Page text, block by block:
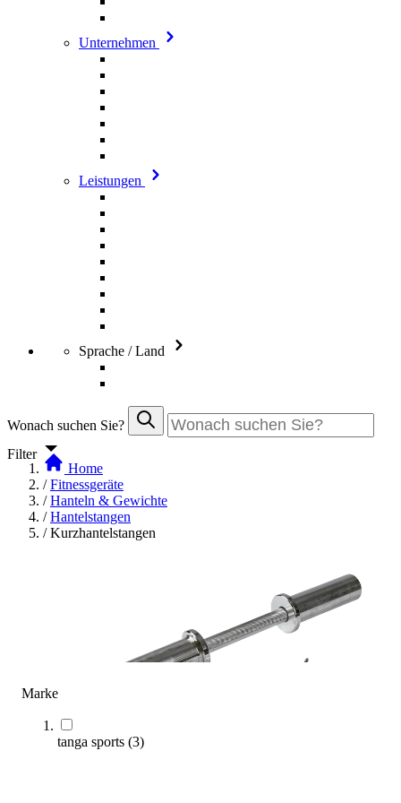
Unternehmen
Leistungen
Sprache / Land
Wonach suchen Sie?
Filter
Marke
tanga sports (3)
Home
/ Fitnessgeräte
/ Hanteln & Gewichte
/ Hantelstangen
/ Kurzhantelstangen